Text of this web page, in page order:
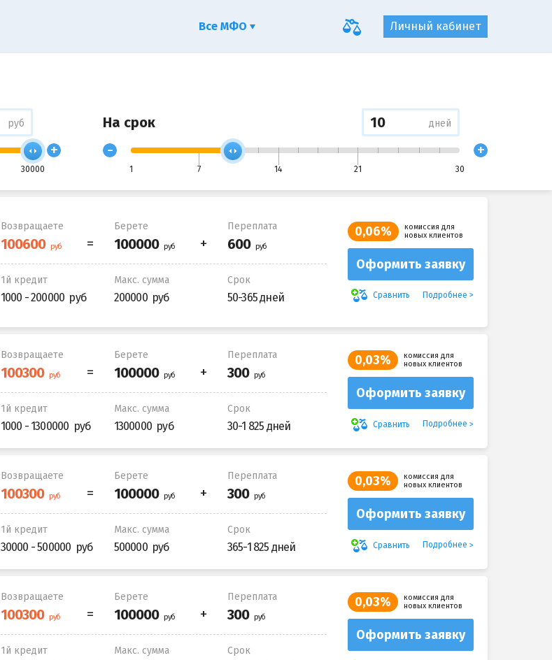
руб
30000
+
На срок дней
-
1 7 14 21 30
+
Возвращаете Берете Переплата
1й кредит
1000 - 200000
Макс. сумма
200000
Срок
50-365 дней
0,06%
комиссия для
новых клиентов
Оформить заявку
Сравнить Подробнее
Возвращаете Берете Переплата
1й кредит
1000 - 1300000
Макс. сумма
1300000
Срок
30-1 825 дней
0,03%
комиссия для
новых клиентов
Оформить заявку
Сравнить Подробнее
Возвращаете Берете Переплата
1й кредит
30000 - 500000
Макс. сумма
500000
Срок
365-1 825 дней
0,03%
комиссия для
новых клиентов
Оформить заявку
Сравнить Подробнее
Возвращаете Берете Переплата
1й кредит Макс. сумма Срок
0,03%
комиссия для
новых клиентов
Оформить заявку
Личный кабинет
Все МФО